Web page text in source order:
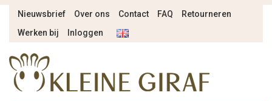
Nieuwsbrief Over ons Contact FAQ
Retourneren
Werken bij
Inloggen